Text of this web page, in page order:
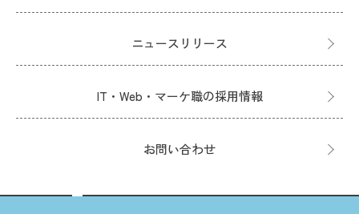
ニュースリリース
IT・Web・マーケ職の採用情報
お問い合わせ